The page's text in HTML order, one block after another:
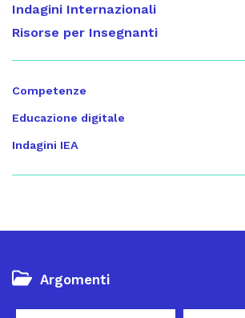
Indagini Internazionali
Risorse per Insegnanti
Competenze
Educazione digitale
Indagini IEA
Argomenti